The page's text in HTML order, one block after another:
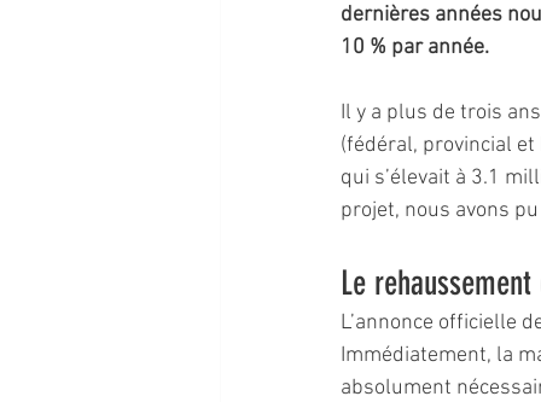
dernières années
10 % par année.
Il y a plus de trois
(fédéral, provincial
qui s’élevait à 3.1
projet, nous avons
Le
L’annonce officielle
Immédiatement, la
absolument